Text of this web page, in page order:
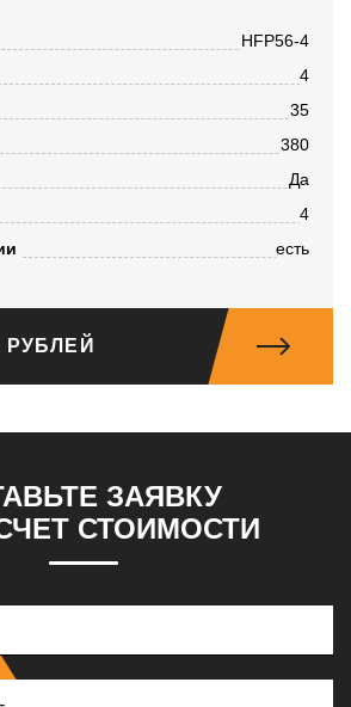
HFP56-4
4
35
380
Да
4
есть
РУБЛЕЙ
ЗАЯВКУ
СТОИМОСТИ